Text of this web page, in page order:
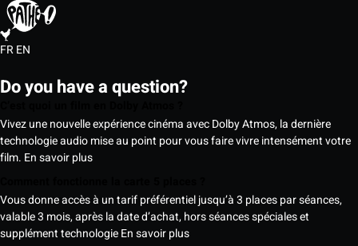
FREN
Do you have a question?
Vivez une nouvelle expérience cinéma avec Dolby Atmos, la dernière
technologie audio mise au point pour vous faire vivre intensément votre
film. En savoir plus
Vous donne accès à un tarif préférentiel jusqu’à 3 places par séances,
valable 3 mois, après la date d’achat, hors séances spéciales et
supplément technologieEn savoir plus